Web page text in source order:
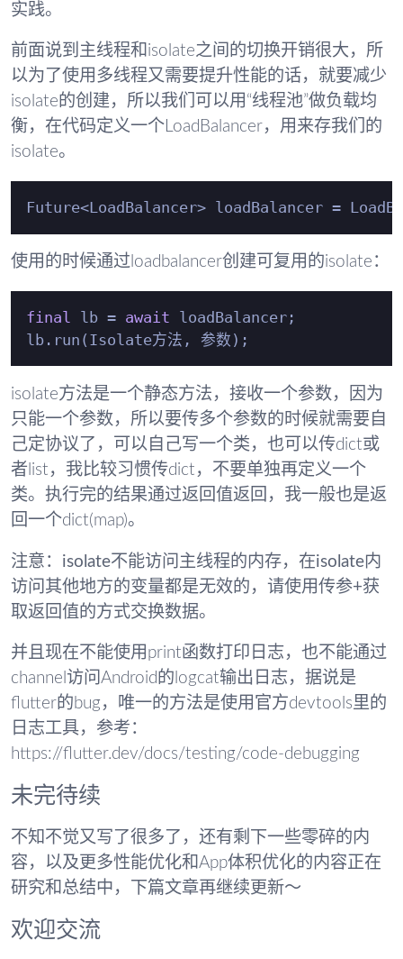
实践。
前面说到主线程和isolate之间的切换开销很大，所
以为了使用多线程又需要提升性能的话，就要减少
isolate的创建，所以我们可以用“线程池”做负载均
衡，在代码定义一个LoadBalancer，用来存我们的
isolate。
Future<LoadBalancer> loadBalancer =
使用的时候通过loadbalancer创建可复用的isolate：
final lb = await loadBalancer;
isolate方法是一个静态方法，接收一个参数，因为
只能一个参数，所以要传多个参数的时候就需要自
己定协议了，可以自己写一个类，也可以传dict或
者list，我比较习惯传dict，不要单独再定义一个
类。执行完的结果通过返回值返回，我一般也是返
回一个dict(map)。
注意：isolate不能访问主线程的内存，在isolate内
访问其他地方的变量都是无效的，请使用传参+获
取返回值的方式交换数据。
并且现在不能使用print函数打印日志，也不能通过
channel访问Android的logcat输出日志，据说是
flutter的bug，唯一的方法是使用官方devtools里的
日志工具，参考：
https://flutter.dev/docs/testing/code-debugging
未完待续
不知不觉又写了很多了，还有剩下一些零碎的内
容，以及更多性能优化和App体积优化的内容正在
研究和总结中，下篇文章再继续更新～
欢迎交流